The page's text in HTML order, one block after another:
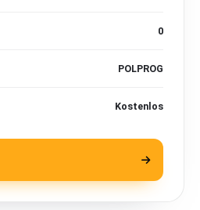
0
POLPROG
Kostenlos